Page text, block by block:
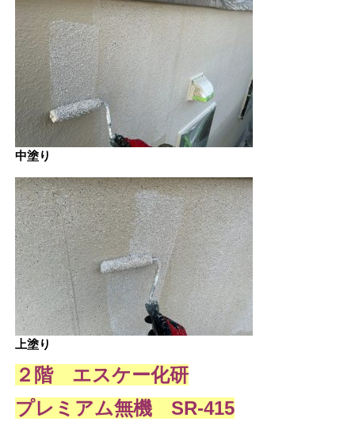
中塗り
上塗り
２階 エスケー化研
プレミアム無機 SR-415